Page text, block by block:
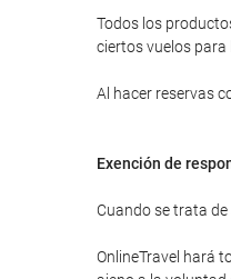
Todos los
ciertos vuelos para
Al hacer reservas
Exención de
Cuando se trata
OnlineTravel hará